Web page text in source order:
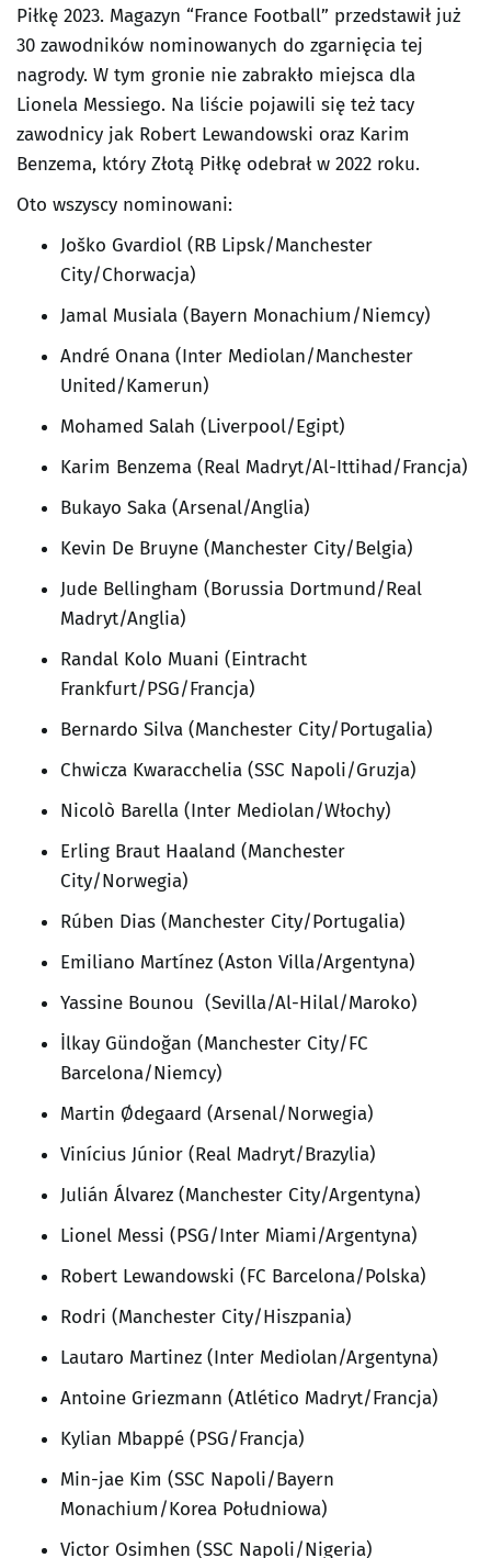
Piłkę 2023. Magazyn “France Football” przedstawił już
30 zawodników nominowanych do zgarnięcia tej
nagrody. W tym gronie nie zabrakło miejsca dla
Lionela Messiego. Na liście pojawili się też tacy
zawodnicy jak Robert Lewandowski oraz Karim
Benzema, który Złotą Piłkę odebrał w 2022 roku.
Oto wszyscy nominowani:
Joško Gvardiol (RB Lipsk/Manchester
City/Chorwacja)
Jamal Musiala (Bayern Monachium/Niemcy)
André Onana (Inter Mediolan/Manchester
United/Kamerun)
Mohamed Salah (Liverpool/Egipt)
Karim Benzema (Real Madryt/Al-Ittihad/Francja)
Bukayo Saka (Arsenal/Anglia)
Kevin De Bruyne (Manchester City/Belgia)
Jude Bellingham (Borussia Dortmund/Real
Madryt/Anglia)
Randal Kolo Muani (Eintracht
Frankfurt/PSG/Francja)
Bernardo Silva (Manchester City/Portugalia)
Chwicza Kwaracchelia (SSC Napoli/Gruzja)
Nicolò Barella (Inter Mediolan/Włochy)
Erling Braut Haaland (Manchester
City/Norwegia)
Rúben Dias (Manchester City/Portugalia)
Emiliano Martínez (Aston Villa/Argentyna)
Yassine Bounou (Sevilla/Al-Hilal/Maroko)
İlkay Gündoğan (Manchester City/FC
Barcelona/Niemcy)
Martin Ødegaard (Arsenal/Norwegia)
Vinícius Júnior (Real Madryt/Brazylia)
Julián Álvarez (Manchester City/Argentyna)
Lionel Messi (PSG/Inter Miami/Argentyna)
Robert Lewandowski (FC Barcelona/Polska)
Rodri (Manchester City/Hiszpania)
Lautaro Martinez (Inter Mediolan/Argentyna)
Antoine Griezmann (Atlético Madryt/Francja)
Kylian Mbappé (PSG/Francja)
Min-jae Kim (SSC Napoli/Bayern
Monachium/Korea Południowa)
Victor Osimhen (SSC Napoli/Nigeria)